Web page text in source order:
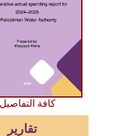
كافة التفاصيل
تقارير